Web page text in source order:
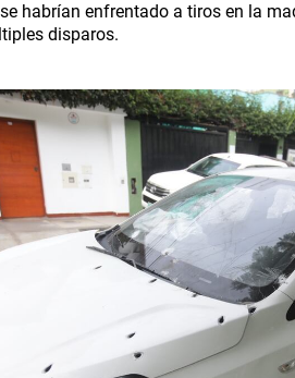
habrían enfrentado a tiros en la
disparos.